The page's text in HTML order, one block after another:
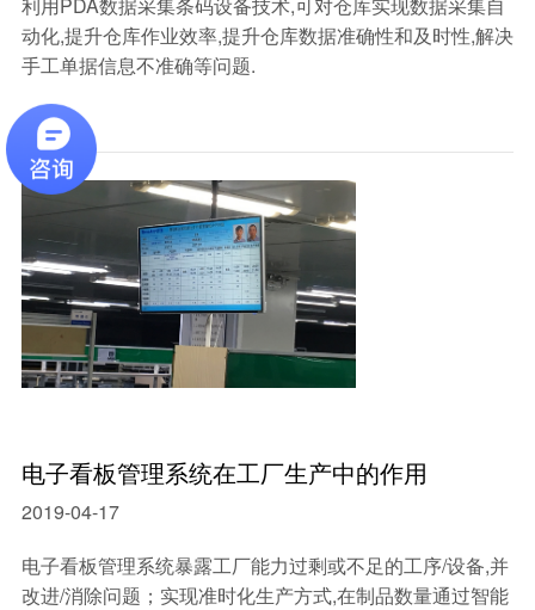
动化,提升仓库作业效率,提升仓库数据准确性和及时性,解决
手工单据信息不准确等问题.
电子看板管理系统在工厂生产中的作用
2019-04-17
电子看板管理系统暴露工厂能力过剩或不足的工序/设备,并
改进/消除问题；实现准时化生产方式,在制品数量通过智能